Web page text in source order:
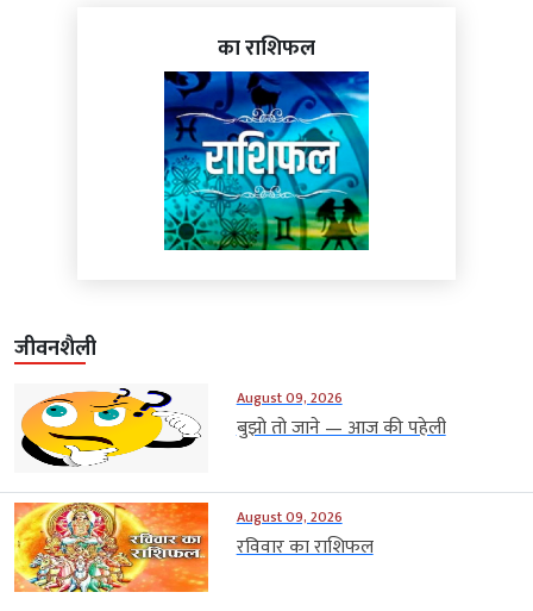
का राशिफल
जीवनशैली
August 09, 2026
बुझो तो जाने — आज की पहेली
August 09, 2026
रविवार का राशिफल